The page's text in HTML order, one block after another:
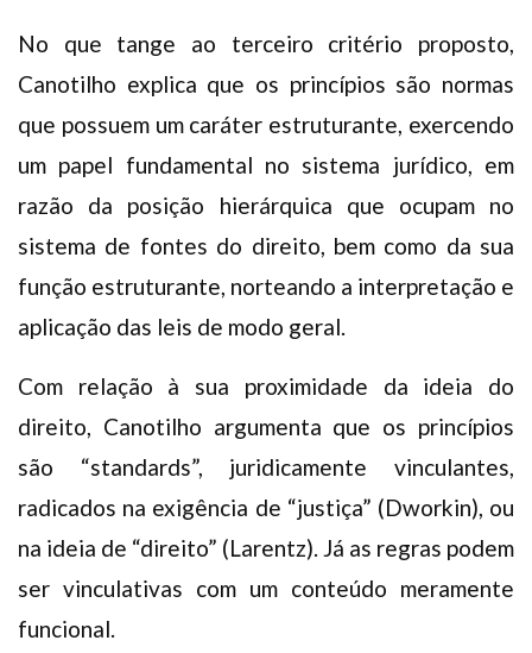
No que tange ao terceiro critério proposto,
Canotilho explica que os princípios são normas
que possuem um caráter estruturante, exercendo
um papel fundamental no sistema jurídico, em
razão da posição hierárquica que ocupam no
sistema de fontes do direito, bem como da sua
função estruturante, norteando a interpretação e
aplicação das leis de modo geral.
Com relação à sua proximidade da ideia do
direito, Canotilho argumenta que os princípios
são “standards”, juridicamente vinculantes,
radicados na exigência de “justiça” (Dworkin), ou
na ideia de “direito” (Larentz). Já as regras podem
ser vinculativas com um conteúdo meramente
funcional.